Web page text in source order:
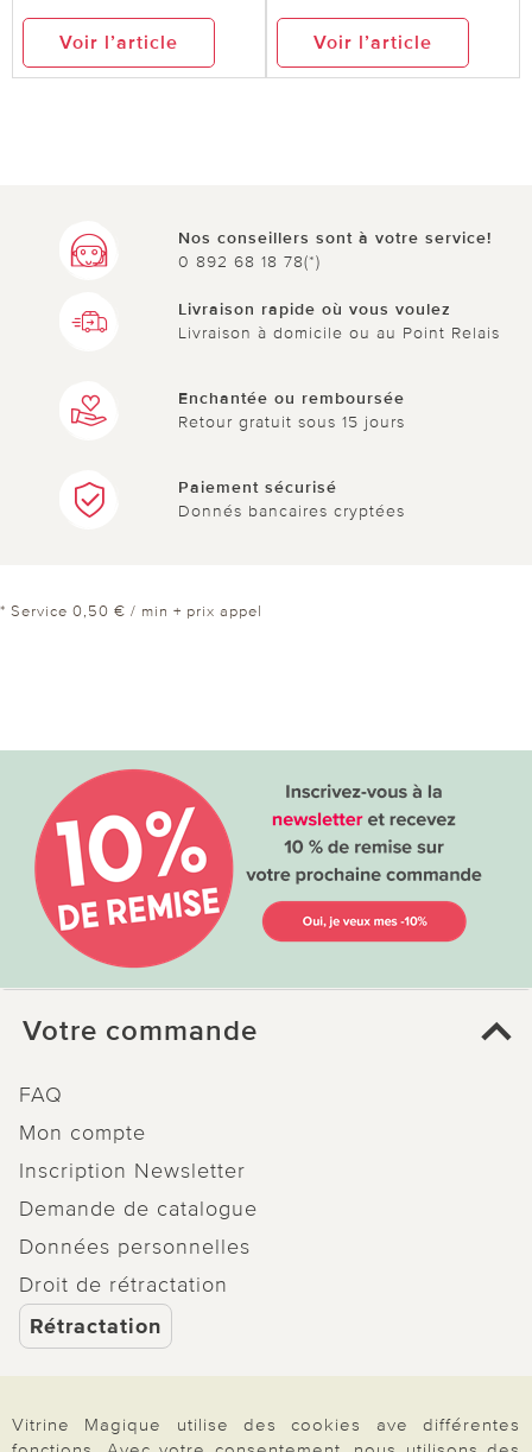
Voir l’article Voir l’article
Nos conseillers sont à votre service!
0 892 68 18 78(*)
Livraison rapide où vous voulez
Livraison à domicile ou au Point Relais
Enchantée ou remboursée
Retour gratuit sous 15 jours
Paiement sécurisé
Donnés bancaires cryptées
* Service 0,50 € / min + prix appel
Votre commande
FAQ
Mon compte
Inscription Newsletter
Demande de catalogue
Données personnelles
Droit de rétractation
Rétractation
Vitrine Magique utilise des cookies ave différentes